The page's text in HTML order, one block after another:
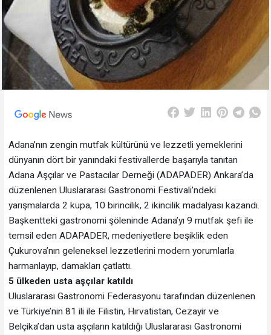
Adana’nın zengin mutfak kültürünü ve lezzetli yemeklerini
dünyanın dört bir yanındaki festivallerde başarıyla tanıtan
Adana Aşçılar ve Pastacılar Derneği (ADAPADER) Ankara’da
düzenlenen Uluslararası Gastronomi Festivali’ndeki
yarışmalarda 2 kupa, 10 birincilik, 2 ikincilik madalyası kazandı.
Başkentteki gastronomi şöleninde Adana’yı 9 mutfak şefi ile
temsil eden ADAPADER, medeniyetlere beşiklik eden
Çukurova’nın geleneksel lezzetlerini modern yorumlarla
harmanlayıp, damakları çatlattı.
5 ülkeden usta aşçılar katıldı
Uluslararası Gastronomi Federasyonu tarafından düzenlenen
ve Türkiye’nin 81 ili ile Filistin, Hırvatistan, Cezayir ve
Belçika’dan usta aşçıların katıldığı Uluslararası Gastronomi